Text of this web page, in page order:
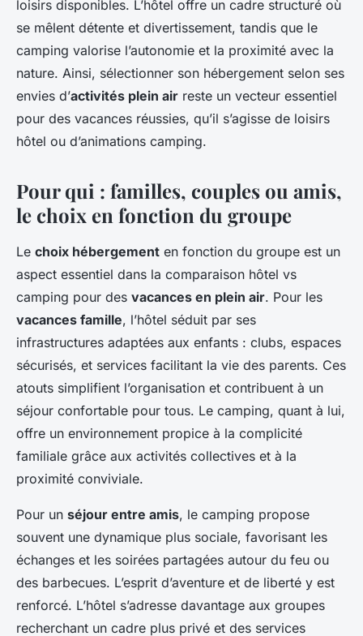
loisirs disponibles. L’hôtel offre un cadre structuré où
se mêlent détente et divertissement, tandis que le
camping valorise l’autonomie et la proximité avec la
nature. Ainsi, sélectionner son hébergement selon ses
envies d’activités plein air reste un vecteur essentiel
pour des vacances réussies, qu’il s’agisse de loisirs
hôtel ou d’animations camping.
Pour qui : familles, couples ou amis,
le choix en fonction du groupe
Le choix hébergement en fonction du groupe est un
aspect essentiel dans la comparaison hôtel vs
camping pour des vacances en plein air. Pour les
vacances famille, l’hôtel séduit par ses
infrastructures adaptées aux enfants : clubs, espaces
sécurisés, et services facilitant la vie des parents. Ces
atouts simplifient l’organisation et contribuent à un
séjour confortable pour tous. Le camping, quant à lui,
offre un environnement propice à la complicité
familiale grâce aux activités collectives et à la
proximité conviviale.
Pour un séjour entre amis, le camping propose
souvent une dynamique plus sociale, favorisant les
échanges et les soirées partagées autour du feu ou
des barbecues. L’esprit d’aventure et de liberté y est
renforcé. L’hôtel s’adresse davantage aux groupes
recherchant un cadre plus privé et des services